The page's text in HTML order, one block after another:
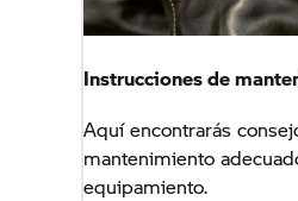
Instrucciones de
Aquí encontrarás
mantenimiento
equipamiento.